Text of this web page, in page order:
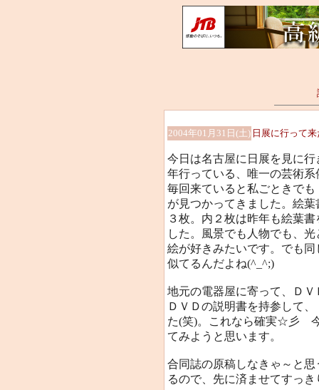
2004年01月31日(土) 日展に行って来
今日は名古屋に日展を見に
年行っている、唯一の芸術系
毎回来ていると私ごときで
が見つかってきました。絵
３枚。内２枚は昨年も絵葉
した。風景でも人物でも、
絵が好きみたいです。でも
似てるんだよね(^_^;)
地元の電器屋に寄って、Ｄ
ＤＶＤの説明書を持参して
た(笑)。これなら確実☆彡
てみようと思います。
合同誌の原稿しなきゃ～と
るので、先に済ませてすっ